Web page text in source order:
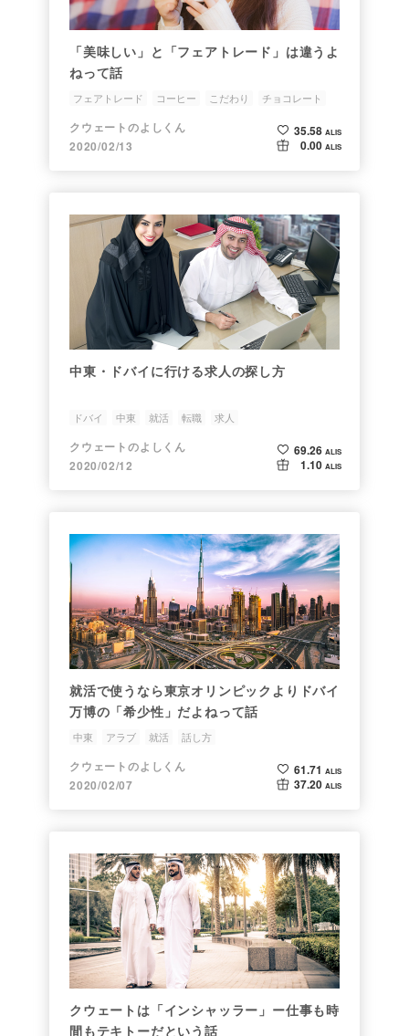
「美味しい」と「フェアトレード」は違うよ
ねって話
フェアトレード コーヒー こだわり チョコレート
クウェートのよしくん
2020/02/13
35.58 ALIS
0.00 ALIS
中東・ドバイに行ける求人の探し方
ドバイ 中東 就活 転職 求人
クウェートのよしくん
2020/02/12
69.26 ALIS
1.10 ALIS
就活で使うなら東京オリンピックよりドバイ
万博の「希少性」だよねって話
中東 アラブ 就活 話し方
クウェートのよしくん
2020/02/07
61.71 ALIS
37.20 ALIS
クウェートは「インシャッラー」ー仕事も時
間もテキトーだという話